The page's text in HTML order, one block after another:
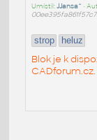
Umístil:JJansa^ •
strop heluz
Blok je k